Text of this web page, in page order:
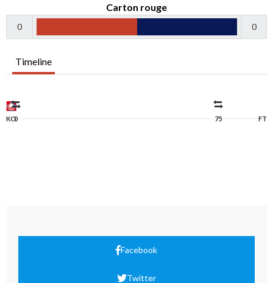
Carton rouge
0 0
Timeline
KO0 75 FT
Facebook
Twitter